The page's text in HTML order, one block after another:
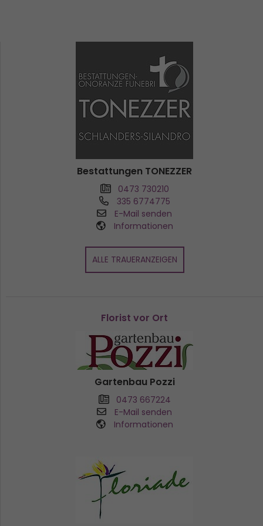
Bestattungen TONEZZER
0473 730210
335 6774775
E-Mail senden
Informationen
ALLE TRAUERANZEIGEN
Florist vor Ort
Gartenbau Pozzi
0473 667224
E-Mail senden
Informationen